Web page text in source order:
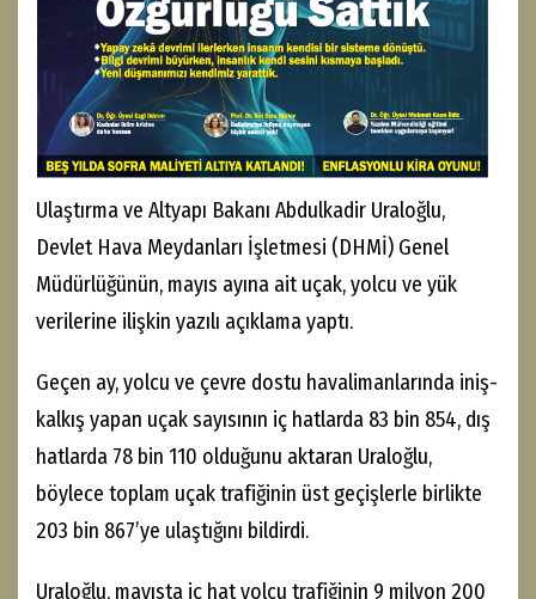
Ulaştırma ve Altyapı Bakanı Abdulkadir Uraloğlu,
Devlet Hava Meydanları İşletmesi (DHMİ) Genel
Müdürlüğünün, mayıs ayına ait uçak, yolcu ve yük
verilerine ilişkin yazılı açıklama yaptı.
Geçen ay, yolcu ve çevre dostu havalimanlarında iniş-
kalkış yapan uçak sayısının iç hatlarda 83 bin 854, dış
hatlarda 78 bin 110 olduğunu aktaran Uraloğlu,
böylece toplam uçak trafiğinin üst geçişlerle birlikte
203 bin 867’ye ulaştığını bildirdi.
Uraloğlu, mayısta iç hat yolcu trafiğinin 9 milyon 200